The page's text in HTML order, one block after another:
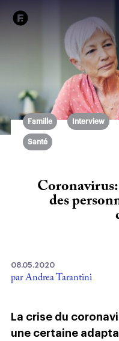
Famille Interview
Santé
des
08.05.2020
par Andrea Tarantini
La crise du
une certaine